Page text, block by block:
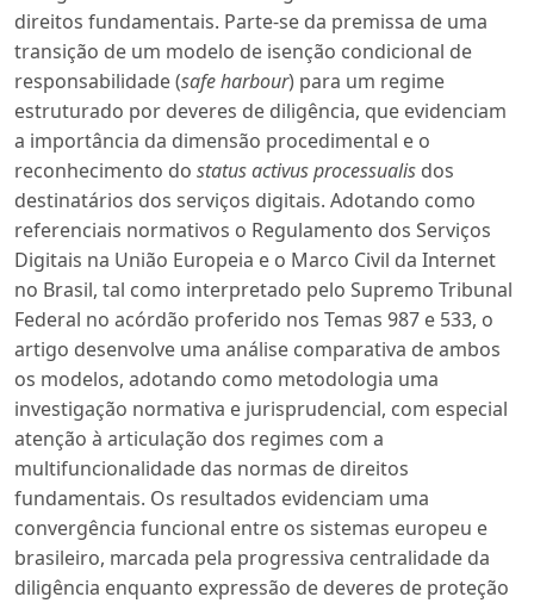
direitos fundamentais. Parte-se da premissa de uma
transição de um modelo de isenção condicional de
responsabilidade (safe harbour) para um regime
estruturado por deveres de diligência, que evidenciam
a importância da dimensão procedimental e o
reconhecimento do status activus processualis dos
destinatários dos serviços digitais. Adotando como
referenciais normativos o Regulamento dos Serviços
Digitais na União Europeia e o Marco Civil da Internet
no Brasil, tal como interpretado pelo Supremo Tribunal
Federal no acórdão proferido nos Temas 987 e 533, o
artigo desenvolve uma análise comparativa de ambos
os modelos, adotando como metodologia uma
investigação normativa e jurisprudencial, com especial
atenção à articulação dos regimes com a
multifuncionalidade das normas de direitos
fundamentais. Os resultados evidenciam uma
convergência funcional entre os sistemas europeu e
brasileiro, marcada pela progressiva centralidade da
diligência enquanto expressão de deveres de proteção